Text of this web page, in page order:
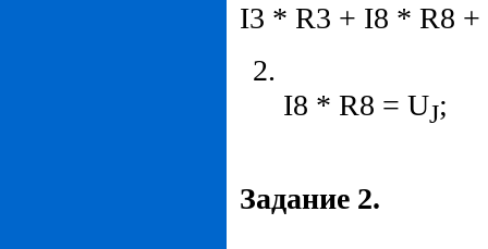
I3 * R3 + I8 * R8
I8 * R8 = UJ;
Задание 2.